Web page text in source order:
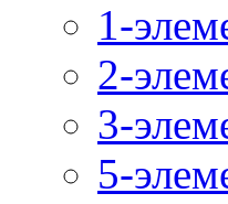
1-
2-
3-
5-